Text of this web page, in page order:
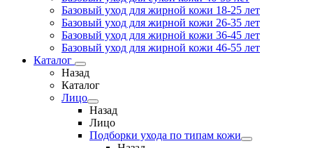
Базовый уход для жирной кожи 18-25 лет
Базовый уход для жирной кожи 26-35 лет
Базовый уход для жирной кожи 36-45 лет
Базовый уход для жирной кожи 46-55 лет
Каталог
Назад
Каталог
Лицо
Назад
Лицо
Подборки ухода по типам кожи